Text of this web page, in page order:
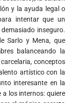
y la ayuda legal o
intentar que un
inseguro.
Sarlo y Mena, que
balanceando la
conceptos
artístico con la
interesante en la
a los internos: quiere